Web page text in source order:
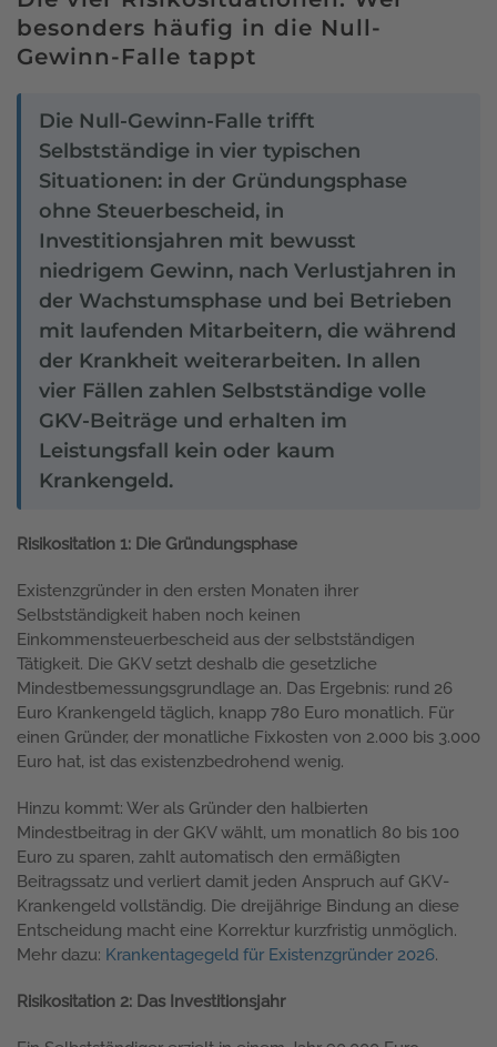
besonders häufig in die Null-
Gewinn-Falle tappt
Die Null-Gewinn-Falle trifft
Selbstständige in vier typischen
Situationen: in der Gründungsphase
ohne Steuerbescheid, in
Investitionsjahren mit bewusst
niedrigem Gewinn, nach Verlustjahren in
der Wachstumsphase und bei Betrieben
mit laufenden Mitarbeitern, die während
der Krankheit weiterarbeiten. In allen
vier Fällen zahlen Selbstständige volle
GKV-Beiträge und erhalten im
Leistungsfall kein oder kaum
Krankengeld.
Risikositation 1: Die Gründungsphase
Existenzgründer in den ersten Monaten ihrer
Selbstständigkeit haben noch keinen
Einkommensteuerbescheid aus der selbstständigen
Tätigkeit. Die GKV setzt deshalb die gesetzliche
Mindestbemessungsgrundlage an. Das Ergebnis: rund 26
Euro Krankengeld täglich, knapp 780 Euro monatlich. Für
einen Gründer, der monatliche Fixkosten von 2.000 bis 3.000
Euro hat, ist das existenzbedrohend wenig.
Hinzu kommt: Wer als Gründer den halbierten
Mindestbeitrag in der GKV wählt, um monatlich 80 bis 100
Euro zu sparen, zahlt automatisch den ermäßigten
Beitragssatz und verliert damit jeden Anspruch auf GKV-
Krankengeld vollständig. Die dreijährige Bindung an diese
Entscheidung macht eine Korrektur kurzfristig unmöglich.
Mehr dazu: Krankentagegeld für Existenzgründer 2026.
Risikositation 2: Das Investitionsjahr